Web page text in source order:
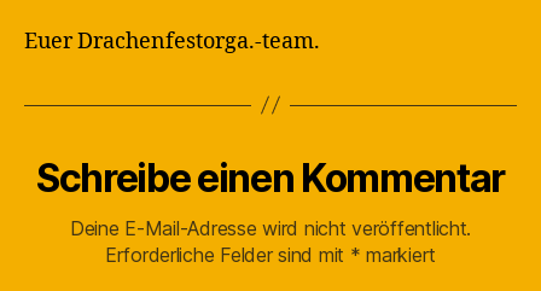
Euer Drachenfestorga.-team.
Schreibe einen Kommentar
Deine E-Mail-Adresse wird nicht veröffentlicht.
Erforderliche Felder sind mit * markiert